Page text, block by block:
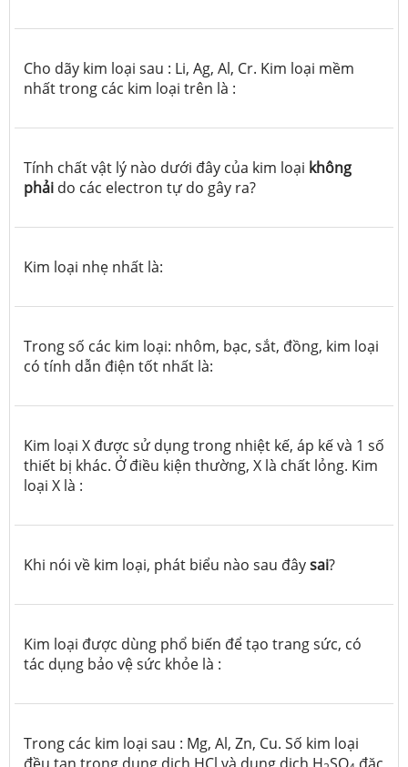
Cho dãy kim loại sau : Li, Ag, Al, Cr. Kim loại mềm
nhất trong các kim loại trên là :
Tính chất vật lý nào dưới đây của kim loại không
phải do các electron tự do gây ra?
Kim loại nhẹ nhất là:
Trong số các kim loại: nhôm, bạc, sắt, đồng, kim loại
có tính dẫn điện tốt nhất là:
Kim loại X được sử dụng trong nhiệt kế, áp kế và 1 số
thiết bị khác. Ở điều kiện thường, X là chất lỏng. Kim
loại X là :
Khi nói về kim loại, phát biểu nào sau đâysai?
Kim loại được dùng phổ biến để tạo trang sức, có
tác dụng bảo vệ sức khỏe là :
Trong các kim loại sau : Mg, Al, Zn, Cu. Số kim loại